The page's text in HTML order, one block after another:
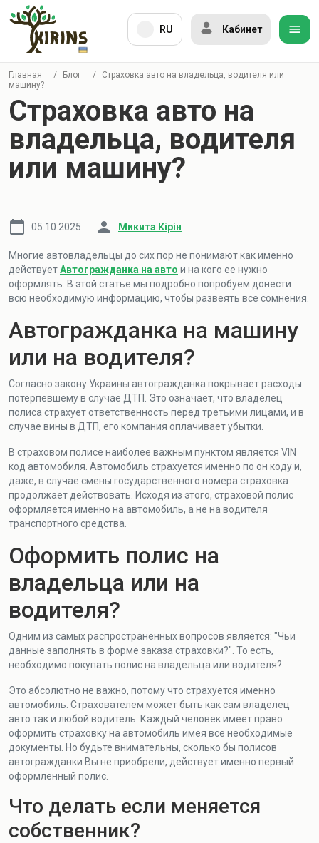
RU Кабинет
Главная / Блог /
Страховка авто на владельца, водителя или
машину?
Страховка авто на
владельца, водителя
или машину?
05.10.2025 Микита Кірін
Многие автовладельцы до сих пор не понимают как именно
действуетАвтогражданка на авто и на кого ее нужно
оформлять. В этой статье мы подробно попробуем донести
всю необходимую информацию, чтобы развеять все сомнения.
Автогражданка на машину
или на водителя?
Согласно закону Украины автогражданка покрывает расходы
потерпевшему в случае ДТП. Это означает, что владелец
полиса страхует ответственность перед третьими лицами, и в
случае вины в ДТП, его компания оплачивает убытки.
В страховом полисе наиболее важным пунктом является VIN
код автомобиля. Автомобиль страхуется именно по он коду и,
даже, в случае смены государственного номера страховка
продолжает действовать. Исходя из этого, страховой полис
оформляется именно на автомобиль, а не на водителя
транспортного средства.
Оформить полис на
владельца или на
водителя?
Одним из самых распространенных вопросов является: "Чьи
данные заполнять в форме заказа страховки?". То есть,
необходимо покупать полис на владельца или водителя?
Это абсолютно не важно, потому что страхуется именно
автомобиль. Страхователем может быть как сам владелец
авто так и любой водитель. Каждый человек имеет право
оформить страховку на автомобиль имея все необходимые
документы. Но будьте внимательны, сколько бы полисов
автогражданки Вы не приобрели, действует именно первый
оформленный полис.
Что делать если меняется
собственник?